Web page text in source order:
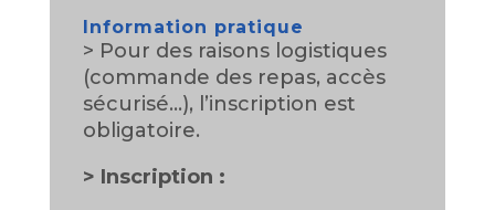
Information pratique
> Pour des raisons logistiques
(commande des repas, accès
sécurisé…), l’inscription est
obligatoire.
> Inscription :